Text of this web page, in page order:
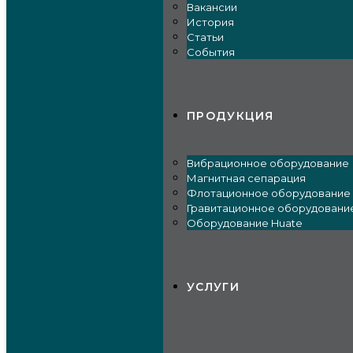
Вакансии
История
Статьи
События
ПРОДУКЦИЯ
Вибрационное оборудование
Магнитная сепарация
Флотационное оборудование
Гравитационное
Оборудование Huate
УСЛУГИ